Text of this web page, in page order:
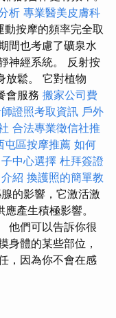
析 專業醫美皮膚科
動按摩的頻率完全取
間也考慮了礦泉水
神經系統。 反射按
放鬆。 它對植物
會服務 搬家公司費
證照考取資訊 戶外
合法專業徵信社推
屯區按摩推薦 如何
中心選擇 杜拜簽證
紹 換護照的簡單教
的影響，它激活激
產生積極影響。
他們可以告訴你很
身體的某些部位，
，因為你不會在感